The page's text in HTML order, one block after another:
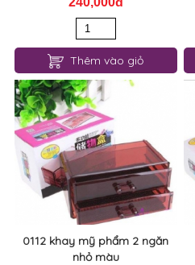
Thêm vào giỏ
0112 khay mỹ phẩm 2 ngăn
nhỏ màu